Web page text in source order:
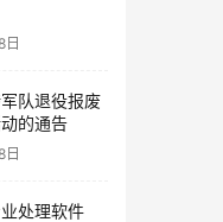
日
队退役报废
的通告
处理软件